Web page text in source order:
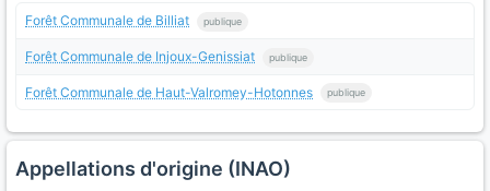
Forêt Communale de Billiat publique
Forêt Communale de Injoux-Genissiat publique
Forêt Communale de Haut-Valromey-Hotonnes publique
Appellations d'origine (INAO)